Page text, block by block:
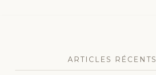
ARTICLES RÉCENTS